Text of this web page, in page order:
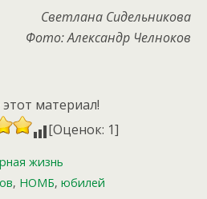
Светлана Сидельникова
Фото: Александр Челноков
материал!
[Оценок: 1]
жизнь
, НОМБ, юбилей